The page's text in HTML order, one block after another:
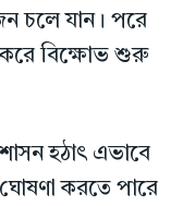
চলে যান। পরে
করে বিক্ষোভ শুরু
হঠাৎ এভাবে
ঘোষণা করতে পারে